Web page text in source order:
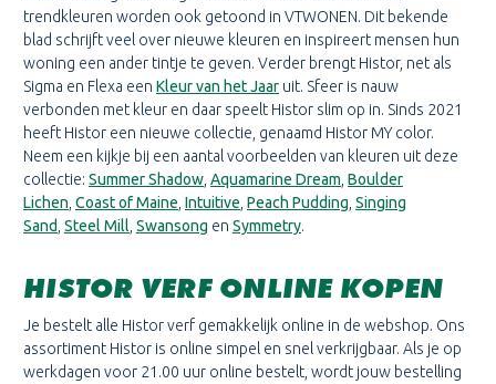
trendkleuren worden ook getoond in VTWONEN. Dit bekende
blad schrijft veel over nieuwe kleuren en inspireert mensen hun
woning een ander tintje te geven. Verder brengt Histor, net als
Sigma en Flexa een Kleur van het Jaar uit. Sfeer is nauw
verbonden met kleur en daar speelt Histor slim op in. Sinds 2021
heeft Histor een nieuwe collectie, genaamd Histor MY color.
Neem een kijkje bij een aantal voorbeelden van kleuren uit deze
collectie: Summer Shadow Aquamarine Dream Boulder
Lichen Coast of Maine Intuitive Peach Pudding Singing
Sand Steel Mill Swansong en Symmetry.
HISTOR VERF ONLINE KOPEN
Je bestelt alle Histor verf gemakkelijk online in de webshop. Ons
assortiment Histor is online simpel en snel verkrijgbaar. Als je op
werkdagen voor 21.00 uur online bestelt, wordt jouw bestelling